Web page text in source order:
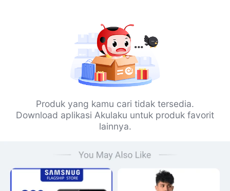
Produk yang kamu cari tidak tersedia.
Download aplikasi Akulaku untuk produk favorit
lainnya.